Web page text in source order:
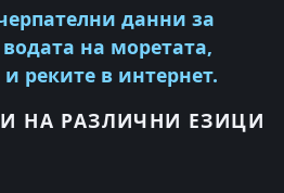
данни за
на моретата,
реките в интернет.
НА РАЗЛИЧНИ ЕЗИЦИ